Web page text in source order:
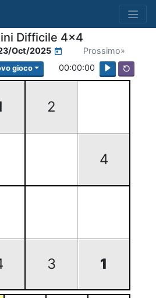
Difficile 4x4
Oct/2025 Prossimo»
gioco 00:00:00
2
4
3 1